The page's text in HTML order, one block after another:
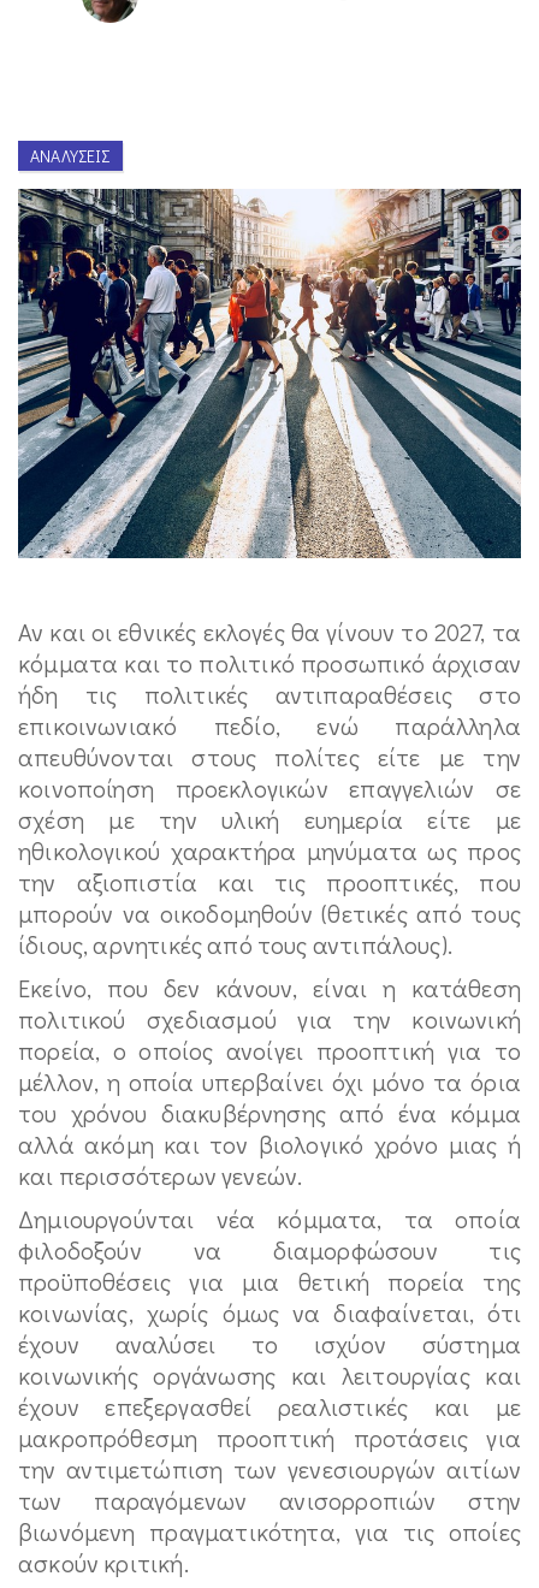
ΑΝΑΛΎΣΕΙΣ
Αν και οι εθνικές εκλογές θα γίνουν το 2027, τα
κόμματα και το πολιτικό προσωπικό άρχισαν
ήδη τις πολιτικές αντιπαραθέσεις στο
επικοινωνιακό πεδίο, ενώ παράλληλα
απευθύνονται στους πολίτες είτε με την
κοινοποίηση προεκλογικών επαγγελιών σε
σχέση με την υλική ευημερία είτε με
ηθικολογικού χαρακτήρα μηνύματα ως προς
την αξιοπιστία και τις προοπτικές, που
μπορούν να οικοδομηθούν (θετικές από τους
ίδιους, αρνητικές από τους αντιπάλους).
Εκείνο, που δεν κάνουν, είναι η κατάθεση
πολιτικού σχεδιασμού για την κοινωνική
πορεία, ο οποίος ανοίγει προοπτική για το
μέλλον, η οποία υπερβαίνει όχι μόνο τα όρια
του χρόνου διακυβέρνησης από ένα κόμμα
αλλά ακόμη και τον βιολογικό χρόνο μιας ή
και περισσότερων γενεών.
Δημιουργούνται νέα κόμματα, τα οποία
φιλοδοξούν να διαμορφώσουν τις
προϋποθέσεις για μια θετική πορεία της
κοινωνίας, χωρίς όμως να διαφαίνεται, ότι
έχουν αναλύσει το ισχύον σύστημα
κοινωνικής οργάνωσης και λειτουργίας και
έχουν επεξεργασθεί ρεαλιστικές και με
μακροπρόθεσμη προοπτική προτάσεις για
την αντιμετώπιση των γενεσιουργών αιτίων
των παραγόμενων ανισορροπιών στην
βιωνόμενη πραγματικότητα, για τις οποίες
ασκούν κριτική.